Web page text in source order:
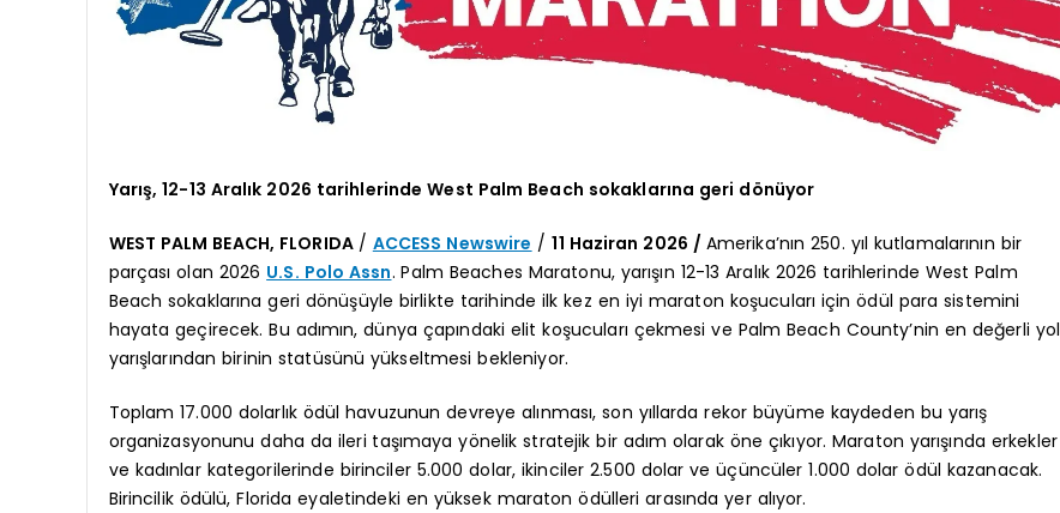
Yarış, 12-13 Aralık 2026 tarihlerinde West Palm Beach sokaklarına geri dönüyor
WEST PALM BEACH, FLORIDA / ACCESS Newswire /11 Haziran 2026 / Amerika’nın 250. yıl kutlamalarının bir
parçası olan 2026 U.S. Polo Assn. Palm Beaches Maratonu, yarışın 12-13 Aralık 2026 tarihlerinde West Palm
Beach sokaklarına geri dönüşüyle birlikte tarihinde ilk kez en iyi maraton koşucuları için ödül para sistemini
hayata geçirecek. Bu adımın, dünya çapındaki elit koşucuları çekmesi ve Palm Beach County’nin en değerli yol
yarışlarından birinin statüsünü yükseltmesi bekleniyor.
Toplam 17.000 dolarlık ödül havuzunun devreye alınması, son yıllarda rekor büyüme kaydeden bu yarış
organizasyonunu daha da ileri taşımaya yönelik stratejik bir adım olarak öne çıkıyor. Maraton yarışında erkekler
ve kadınlar kategorilerinde birinciler 5.000 dolar, ikinciler 2.500 dolar ve üçüncüler 1.000 dolar ödül kazanacak.
Birincilik ödülü, Florida eyaletindeki en yüksek maraton ödülleri arasında yer alıyor.